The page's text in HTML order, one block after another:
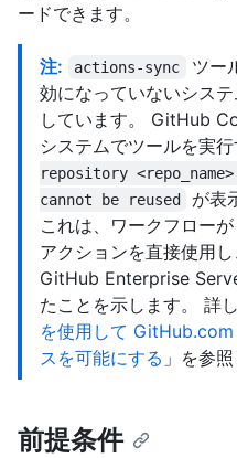
ードできます。
注: actions-sync
ツー
効になっていないシス
しています。 GitHub
システムでツールを実
repository
cannot be reused
が表
これは、ワークフロー
アクションを直接使用
GitHub Enterprise
たことを示します。 詳
を使用して
スを可能にする 」を参
前提条件